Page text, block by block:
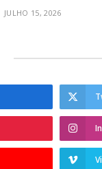
JULHO 15, 2026